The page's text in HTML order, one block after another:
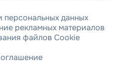
персональных данных
рекламных материалов
файлов Cookie